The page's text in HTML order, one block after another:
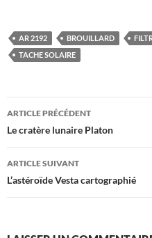
AR 2192 BROUILLARD
TACHE SOLAIRE
Navigation
des
articles
ARTICLE PRÉCÉDENT
Le cratère lunaire Platon
ARTICLE SUIVANT
L’astéroïde Vesta cartographié